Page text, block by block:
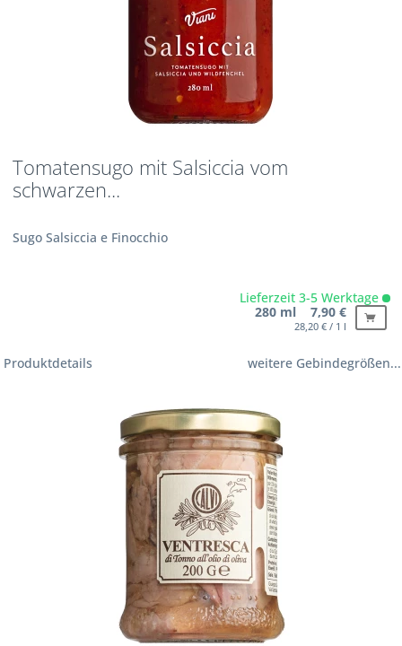
Tomatensugo mit Salsiccia vom
schwarzen...
Sugo Salsiccia e Finocchio
Lieferzeit 3-5 Werktage
280 ml 7,90 €
28,20 € / 1 l
Produktdetails weitere Gebindegrößen...